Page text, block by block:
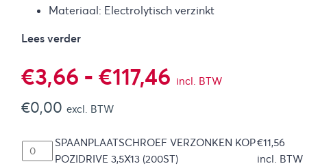
Materiaal: Electrolytisch verzinkt
Lees verder
€3,66 - €117,46 Prijsklasse:
tot
incl. BTW
€0,00 excl. BTW
SPAANPLAATSCHROEF VERZONKEN KOP
POZIDRIVE 3,5X13 (200ST)
€11,56
incl. BTW